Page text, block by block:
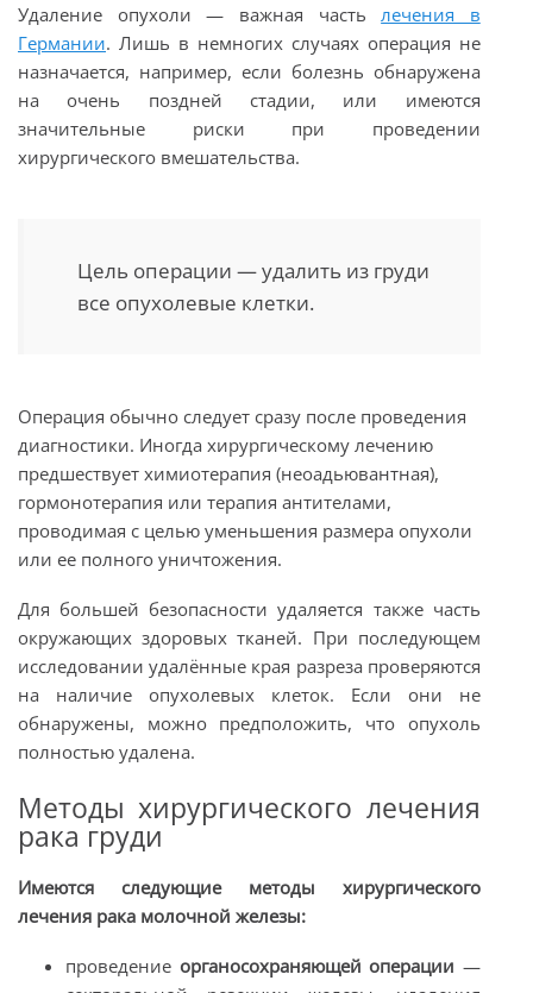
Удаление опухоли — важная часть лечения в
Германии. Лишь в немногих случаях операция не
назначается, например, если болезнь обнаружена
на очень поздней стадии, или имеются
значительные риски при проведении
хирургического вмешательства.
Цель операции — удалить из груди
все опухолевые клетки.
Операция обычно следует сразу после проведения
диагностики. Иногда хирургическому лечению
предшествует химиотерапия (неоадьювантная),
гормонотерапия или терапия антителами,
проводимая с целью уменьшения размера опухоли
или ее полного уничтожения.
Для большей безопасности удаляется также часть
окружающих здоровых тканей. При последующем
исследовании удалённые края разреза проверяются
на наличие опухолевых клеток. Если они не
обнаружены, можно предположить, что опухоль
полностью удалена.
Методы хирургического лечения
рака груди
Имеются следующие методы хирургического
лечения рака молочной железы:
проведение органосохраняющей операции —